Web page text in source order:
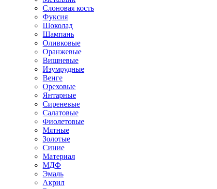
Слоновая кость
Фуксия
Шоколад
Шампань
Оливковые
Оранжевые
Вишневые
Изумрудные
Венге
Ореховые
Янтарные
Сиреневые
Салатовые
Фиолетовые
Мятные
Золотые
Синие
Материал
МДФ
Эмаль
Акрил